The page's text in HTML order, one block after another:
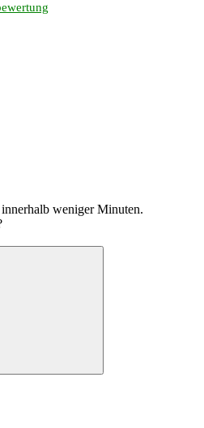
weniger Minuten.